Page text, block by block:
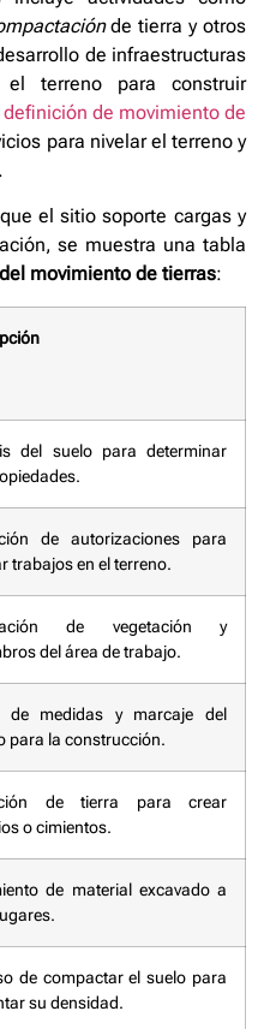
de tierra y otros
de infraestructuras
el terreno para construir
definición de movimiento de
para nivelar el terreno y
el sitio soporte cargas y
se muestra una tabla
movimiento de tierras:
del suelo para determinar
de autorizaciones para
trabajos en el terreno.
de vegetación y
del área de trabajo.
de medidas y marcaje del
para la construcción.
de tierra para crear
o cimientos.
de material excavado a
de compactar el suelo para
su densidad.